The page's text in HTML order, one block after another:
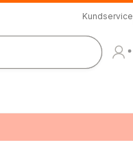
Kundservice